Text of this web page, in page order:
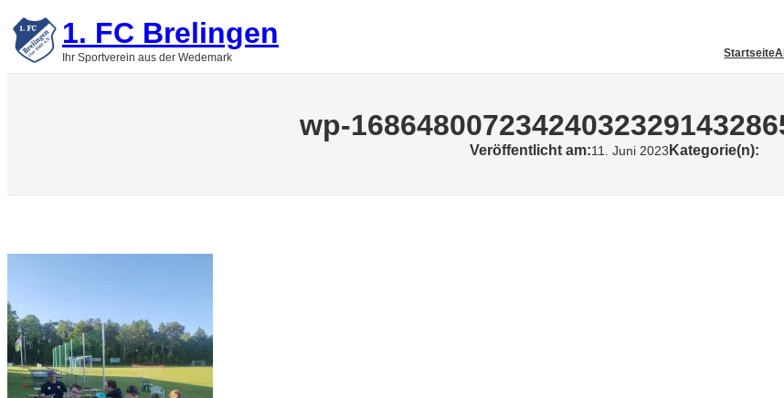
Zum
Inhalt
springen1. FC Brelingen
Ihr Sportverein aus der Wedemark Startseite
wp-
Veröffentlicht am:11. Juni 2023 Kategorie(n):